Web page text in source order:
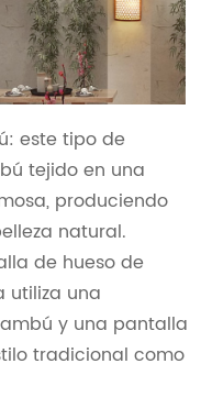
este tipo de
tejido en una
produciendo
natural.
de hueso de
utiliza una
y una pantalla
tradicional como